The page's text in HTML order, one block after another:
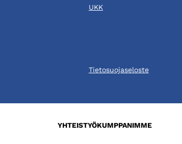
UKK
Tietosuojaseloste
YHTEISTYÖKUMPPANIMME